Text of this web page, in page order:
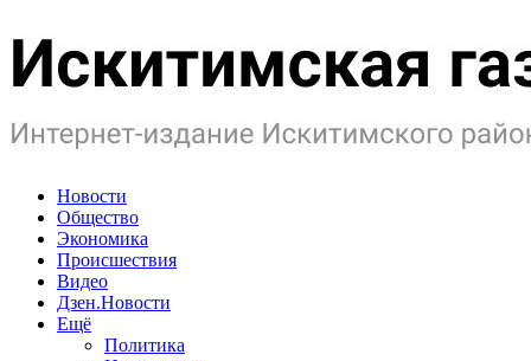
Искитимская газета
Новости
Общество
Экономика
Происшествия
Видео
Дзен.Новости
Ещё
Политика